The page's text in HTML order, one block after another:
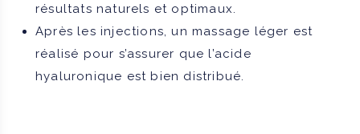
résultats naturels et optimaux.
Après les injections, un massage léger est
réalisé pour s’assurer que l’acide
hyaluronique est bien distribué.